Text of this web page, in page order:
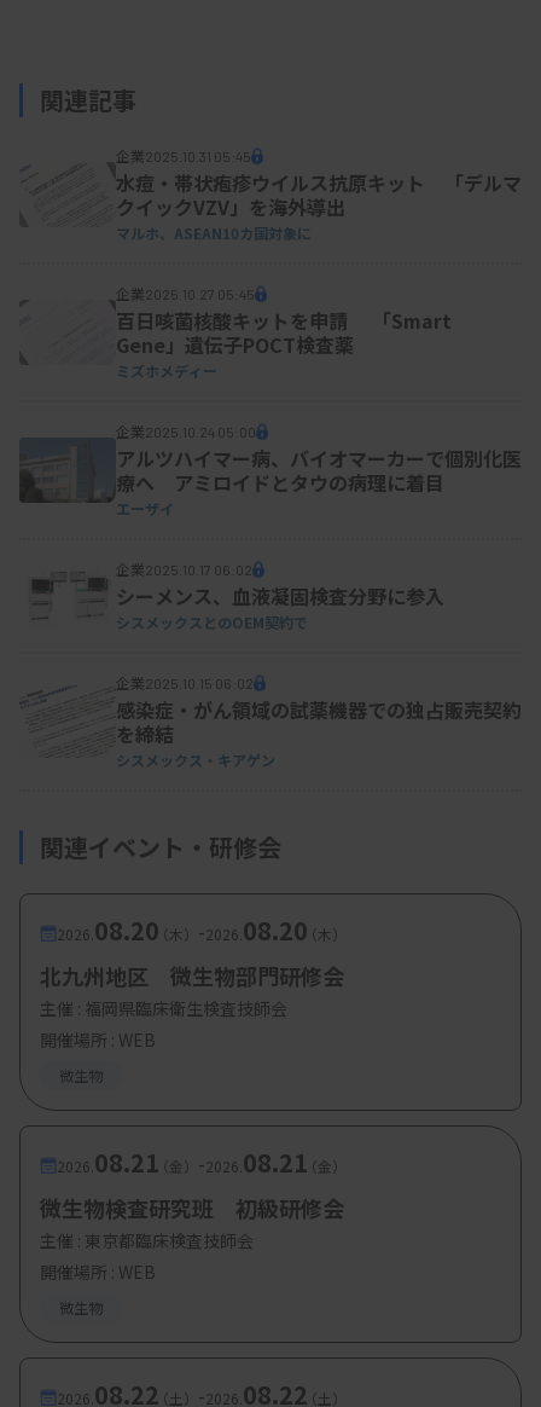
関連記事
企業2025.10.31 05:45
水痘・帯状疱疹ウイルス抗原キット 「デルマ
クイックVZV」を海外導出
マルホ、ASEAN10カ国対象に
企業2025.10.27 05:45
百日咳菌核酸キットを申請 「Smart
Gene」遺伝子POCT検査薬
ミズホメディー
企業2025.10.24 05:00
アルツハイマー病、バイオマーカーで個別化医
療へ アミロイドとタウの病理に着目
エーザイ
企業2025.10.17 06:02
シーメンス、血液凝固検査分野に参入
シスメックスとのOEM契約で
企業2025.10.15 06:02
感染症・がん領域の試薬機器での独占販売契約
を締結
シスメックス・キアゲン
関連イベント・研修会
2026. 08.20（木） -2026. 08.20（木）
北九州地区 微生物部門研修会
主催 : 福岡県臨床衛生検査技師会
開催場所 : WEB
微生物
2026. 08.21（金） -2026. 08.21（金）
微生物検査研究班 初級研修会
主催 : 東京都臨床検査技師会
開催場所 : WEB
微生物
2026. 08.22（土） -2026. 08.22（土）